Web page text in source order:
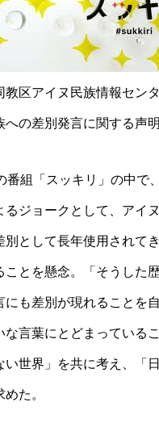
区アイヌ民族情報セン
の差別発言に関する声
組「スッキリ」の中で
ジョークとして、アイ
として長年使用されて
とを懸念。「そうした
も差別が現れることを
言葉にとどまっている
世界」を共に考え、「
た。